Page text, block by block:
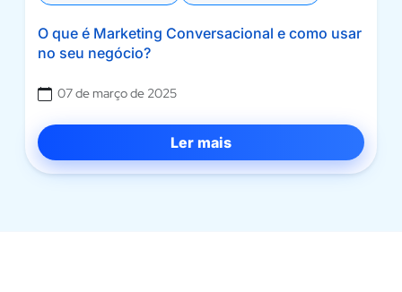
O que é Marketing Conversacional e como usar
no seu negócio?
07 de março de 2025
Ler mais